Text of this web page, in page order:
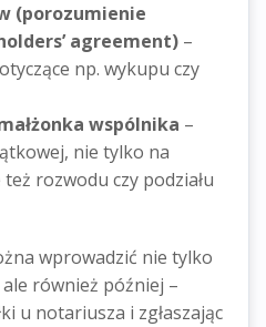
(porozumienie
agreement) –
np. wykupu czy
wspólnika –
nie tylko na
rozwodu czy podziału
wprowadzić nie tylko
ale również później –
u notariusza i zgłaszając